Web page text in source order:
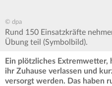
© dpa
Rund 150 Einsatzkräfte
Übung teil (Symbolbild).
Ein plötzliches Extremwetter,
ihr Zuhause verlassen und
versorgt werden. Das haben